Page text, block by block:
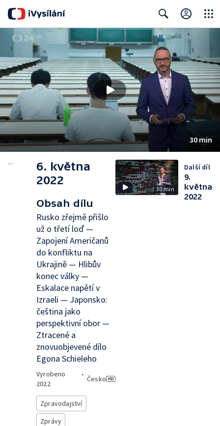
Search
30 min
6. května
2022
Obsah dílu
Rusko zřejmě přišlo
už o třetí loď —
Zapojení Američanů
do konfliktu na
Ukrajině — Hlibův
konec války —
Eskalace napětí v
Izraeli — Japonsko:
čeština jako
perspektivní obor —
Ztracené a
znovuobjevené dílo
Egona Schieleho
Vyrobeno
2022
•
Česko
Zpravodajství
Zprávy
30 min
Další díl
9.
května
2022